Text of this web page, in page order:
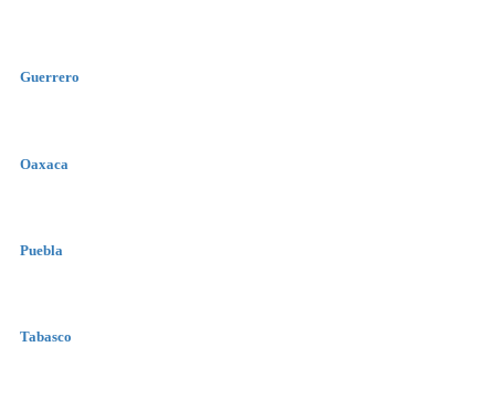
Guerrero
Oaxaca
Puebla
Tabasco